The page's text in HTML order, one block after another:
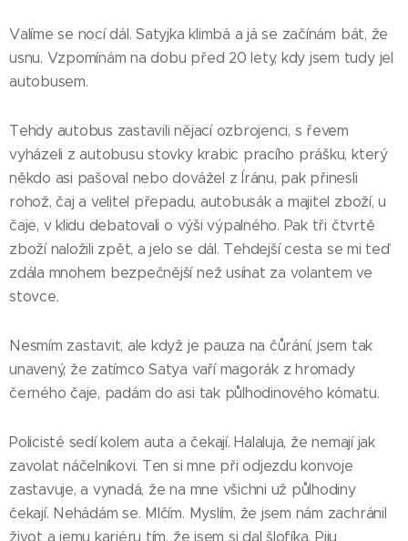
Valíme se nocí dál. Satyjka klimbá a já se začínám bát, že
usnu. Vzpomínám na dobu před 20 lety, kdy jsem tudy jel
autobusem.
Tehdy autobus zastavili nějací ozbrojenci, s řevem
vyházeli z autobusu stovky krabic pracího prášku, který
někdo asi pašoval nebo dovážel z Íránu, pak přinesli
rohož, čaj a velitel přepadu, autobusák a majitel zboží, u
čaje, v klidu debatovali o výši výpalného. Pak tři čtvrtě
zboží naložili zpět, a jelo se dál. Tehdejší cesta se mi teď
zdála mnohem bezpečnější než usínat za volantem ve
stovce.
Nesmím zastavit, ale když je pauza na čůrání, jsem tak
unavený, že zatímco Satya vaří magorák z hromady
černého čaje, padám do asi tak půlhodinového kómatu.
Policisté sedí kolem auta a čekají. Halaluja, že nemají jak
zavolat náčelníkovi. Ten si mne při odjezdu konvoje
zastavuje, a vynadá, že na mne všichni už půlhodiny
čekají. Nehádám se. Mlčím. Myslím, že jsem nám zachránil
život a jemu kariéru tím, že jsem si dal šlofíka. Piju